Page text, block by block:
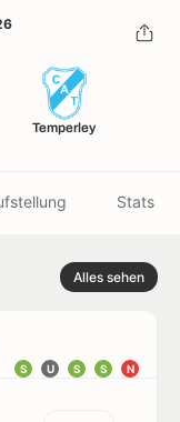
Temperley
Stats
Alles sehen
N
S
S
U
S